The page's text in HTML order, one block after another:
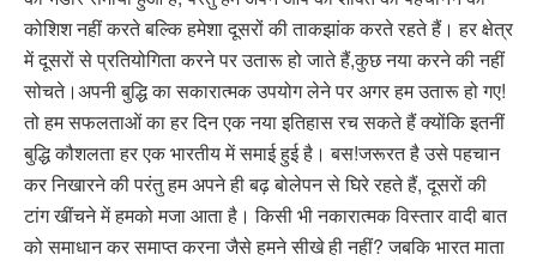
कोशिश नहीं करते बल्कि हमेशा दूसरों की ताकझांक करते रहते हैं। हर क्षेत्र
में दूसरों से प्रतियोगिता करने पर उतारू हो जाते हैं,कुछ नया करने की नहीं
सोचते।अपनी बुद्धि का सकारात्मक उपयोग लेने पर अगर हम उतारू हो गए!
तो हम सफलताओं का हर दिन एक नया इतिहास रच सकते हैं क्योंकि इतनीं
बुद्धि कौशलता हर एक भारतीय में समाई हुई है। बस!जरूरत है उसे पहचान
कर निखारने की परंतु हम अपने ही बढ़ बोलेपन से घिरे रहते हैं, दूसरों की
टांग खींचने में हमको मजा आता है। किसी भी नकारात्मक विस्तार वादी बात
को समाधान कर समाप्त करना जैसे हमने सीखे ही नहीं? जबकि भारत माता